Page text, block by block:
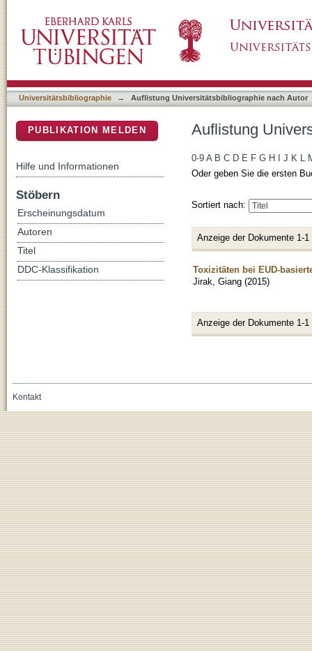
Universitätsbibliographie → Auflistung Universitätsbibliographie nach Autor
Auflistung
0-9 A B C D E F G H J K L
Oder geben Sie die ersten
Sortiert nach:
Anzeige der Dokumente 1-1
Toxizitäten bei EUD-
Jirak, Giang (2015)
Anzeige der Dokumente 1-1
PUBLIKATION MELDEN
Hilfe und Informationen
Stöbern
Erscheinungsdatum
Autoren
Titel
DDC-Klassifikation
Kontakt